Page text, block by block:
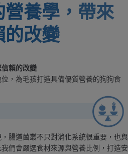
養學，帶來
的改變
賴的改變
，為毛孩打造具備優質營養的狗狗食
腸道菌叢不只對消化系統很重要，也與
們會嚴選食材來源與營養比例，打造安